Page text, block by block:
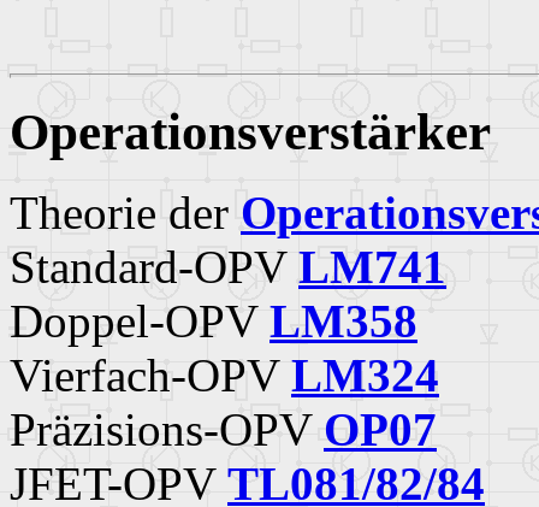
Operationsverstärker
Theorie der
Standard-OPV LM741
Doppel-OPV LM358
Vierfach-OPV LM324
Präzisions-OPV OP07
JFET-OPV TL081/82/84